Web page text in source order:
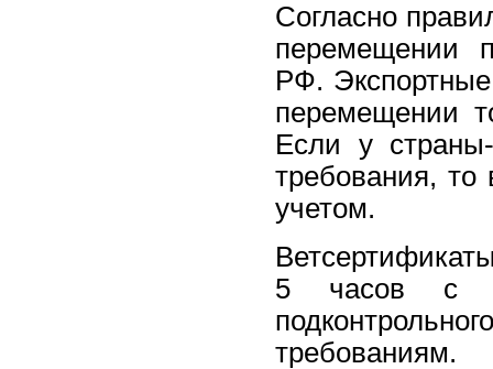
Согласно
перемещении
РФ.
перемещении
Если у
требования, то
учетом.
5 часов с
требованиям.